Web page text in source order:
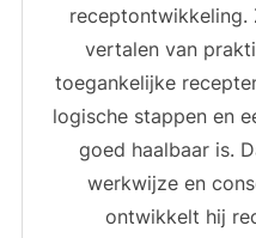
receptontwikkeling.
vertalen van
toegankelijke
logische stappen en
goed haalbaar is.
werkwijze en
ontwikkelt hij